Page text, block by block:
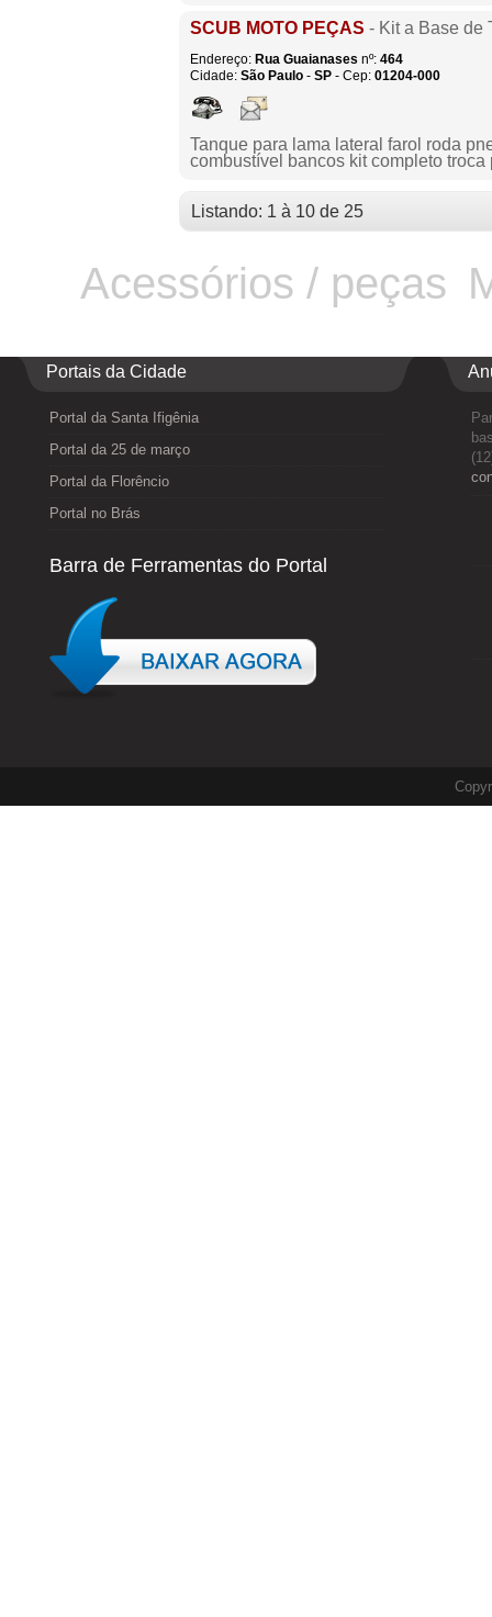
SCUB MOTO PEÇAS - Kit a Base de
Endereço: Rua Guaianases nº: 464
Cidade: São Paulo - SP - Cep: 01204-000
Tanque para lama lateral farol roda
combustível bancos kit completo troca
Listando: 1 à 10 de 25
Acessórios / peças
Portais da Cidade
Portal da Santa Ifigênia
Portal da 25 de março
Portal da Florêncio
Portal no Brás
Barra de Ferramentas do Portal